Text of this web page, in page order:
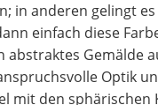
in anderen gelingt
einfach diese
abstraktes Gemälde
Optik
mit den sphärischen